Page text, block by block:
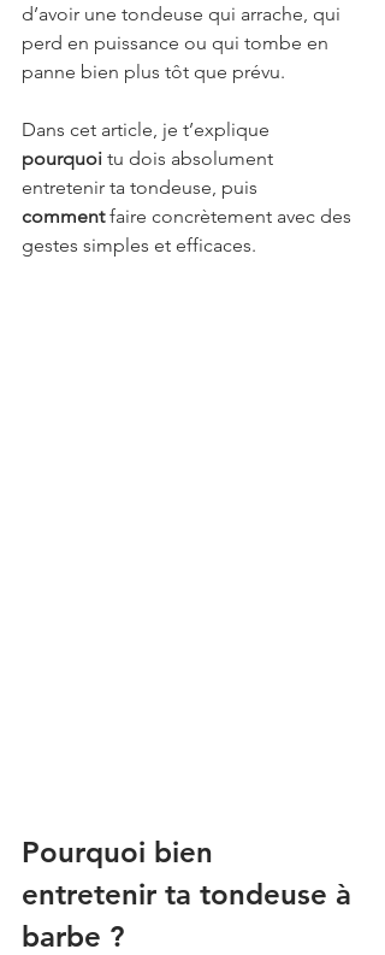
d’avoir une tondeuse qui arrache, qui
perd en puissance ou qui tombe en
panne bien plus tôt que prévu.
Dans cet article, je t’explique
pourquoi tu dois absolument
entretenir ta tondeuse, puis
comment faire concrètement avec des
gestes simples et efficaces.
Pourquoi bien
entretenir ta tondeuse à
barbe ?